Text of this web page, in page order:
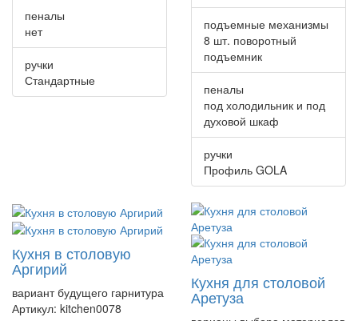
пеналы
нет
ручки
Стандартные
подъемные механизмы
8 шт. поворотный
подъемник
пеналы
под холодильник и под
духовой шкаф
ручки
Профиль GOLA
Кухня в столовую
Аргирий
вариант будущего гарнитура
Артикул: kitchen0078
Кухня для столовой
Аретуза